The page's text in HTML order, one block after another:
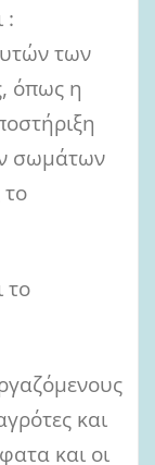
:
των
όπως η
σωμάτων
το
το
και
και οι